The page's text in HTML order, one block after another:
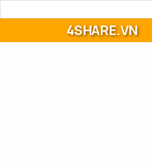
4SHARE.VN